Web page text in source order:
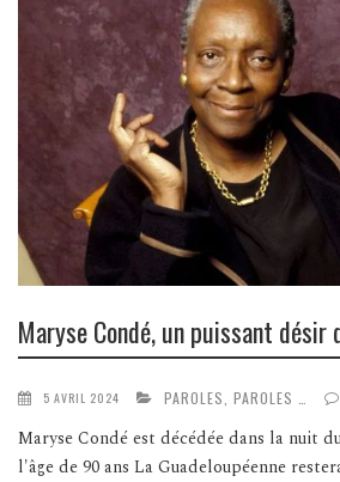
Maryse Condé, un puissant désir
5 AVRIL 2024 PAROLES, PAROLES …
Maryse Condé est décédée dans la nuit
l'âge de 90 ans La Guadeloupéenne